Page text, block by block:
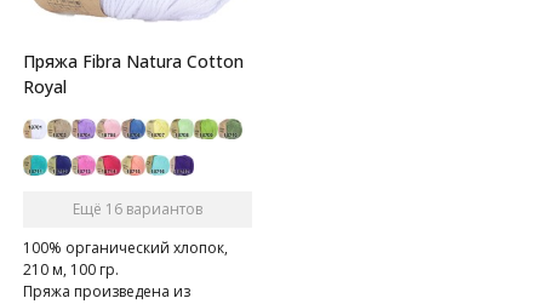
Пряжа Fibra Natura Cotton
Royal
Ещё 16 вариантов
100% органический хлопок,
210 м, 100 гр.
Пряжа произведена из